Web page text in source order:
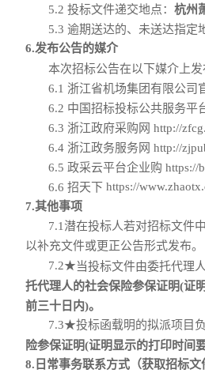
5.2 投标文件递交地点： 杭州
5.3 逾期送达的、未送达指定
6.发布公告的媒介
本次招标公告在以下媒介上发
6.1 浙江省机场集团有限公司
6.2 中国招标投标公共服务平
6.3 浙江政府采购网 http://
6.4 浙江政务服务网 http://
6.5 政采云平台企业购 https://
6.6 招天下 https://
7.其他事项
7.1潜在投标人若对招标文件
以补充文件或更正公告形式发布。
7.2★当投标文件由委托代理人
托代理人的社会保险参保证明(证
前三十日内)。
7.3★投标函载明的拟派项目
险参保证明(证明显示的打印时间
8. 日常事务联系方式（获取招标文